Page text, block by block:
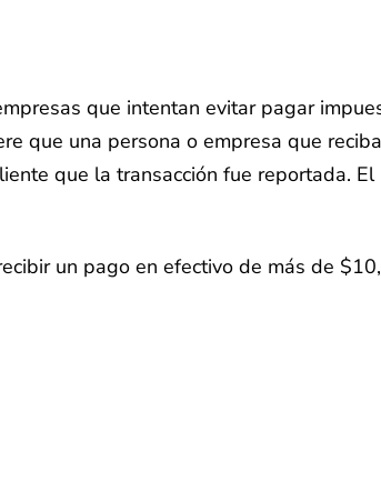
que intentan evitar pagar
que una persona o empresa que
que la transacción fue reportada.
un pago en efectivo de más de